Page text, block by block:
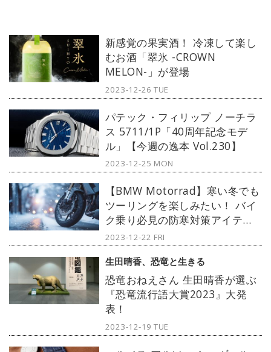
新感覚の果実酒！ 冷凍して楽し
むお酒「翠氷 -CROWN
MELON-」が登場
2023-12-26 TUE
パテック・フィリップ ノーチラ
ス 5711/1P「40周年記念モデ
ル」【今週の逸本 Vol.230】
2023-12-25 MON
【BMW Motorrad】寒い冬でも
ツーリングを楽しみたい！ バイ
ク乗り必見の防寒対策アイテム
をご紹介
2023-12-22 FRI
恐竜おねえさん 生田晴香が選ぶ
『恐竜流行語大賞2023』大発
表！
2023-12-19 TUE
生田晴香、恐竜と生きる